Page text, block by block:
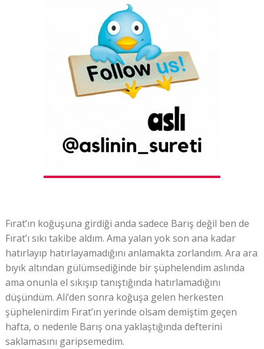
Fırat’ın koğuşuna girdiği anda sadece Barış değil ben de
Fırat’ı sıkı takibe aldım. Ama yalan yok son ana kadar
hatırlayıp hatırlayamadığını anlamakta zorlandım. Ara ara
bıyık altından gülümsediğinde bir şüphelendim aslında
ama onunla el sıkışıp tanıştığında hatırlamadığını
düşündüm. Ali’den sonra koğuşa gelen herkesten
şüphelenirdim Fırat’ın yerinde olsam demiştim geçen
hafta, o nedenle Barış ona yaklaştığında defterini
saklamasını garipsemedim.